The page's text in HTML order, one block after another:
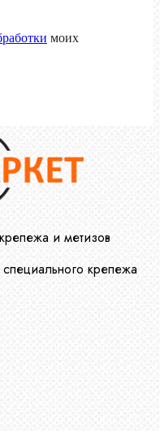
моих
и метизов
крепежа